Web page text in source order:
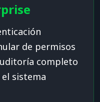
de permisos
completo
sistema